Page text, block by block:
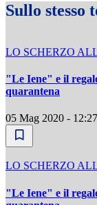
Sullo stesso
LO SCHERZO
"Le Iene" e il
quarantena
05 Mag 2020 - 12:27
LO SCHERZO
"Le Iene" e il